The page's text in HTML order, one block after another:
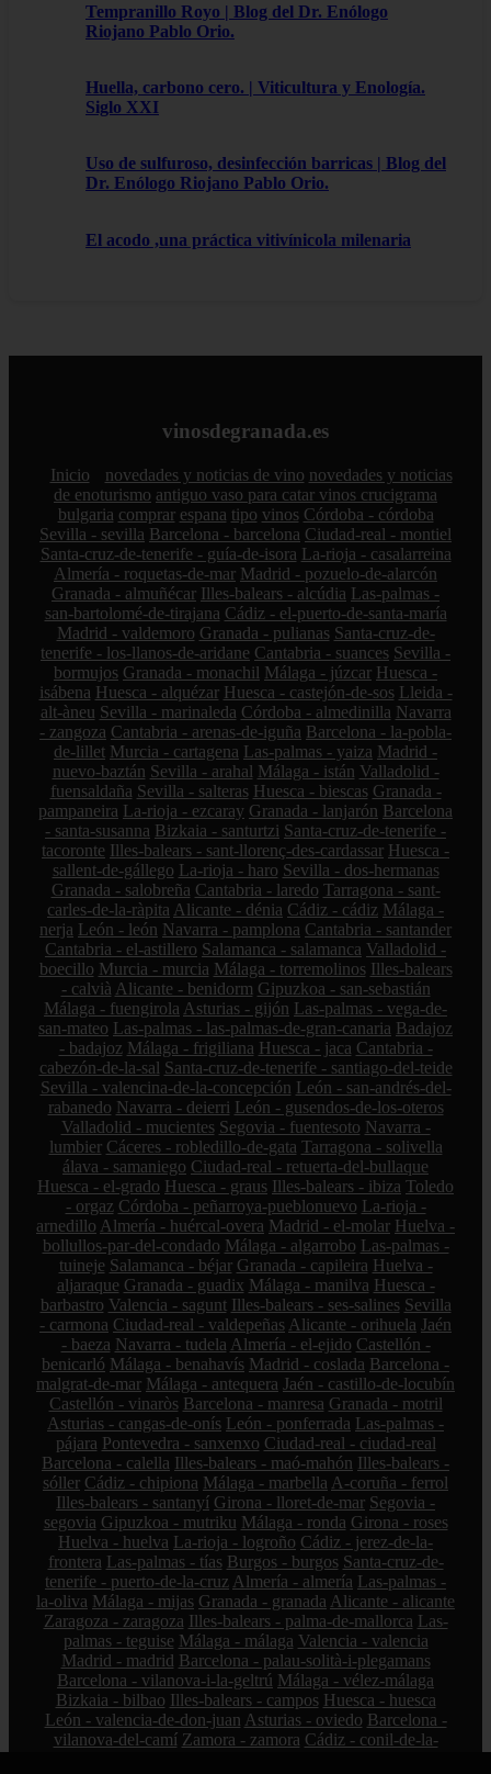
Tempranillo Royo | Blog del Dr. Enólogo
Riojano Pablo Orio.
Huella, carbono cero. | Viticultura y Enología.
Siglo XXI
Uso de sulfuroso, desinfección barricas | Blog del
Dr. Enólogo Riojano Pablo Orio.
El acodo ,una práctica vitivínicola milenaria
vinosdegranada.es
Inicio novedades y noticias de vino novedades y noticias
de enoturismo antiguo vaso para catar vinos crucigrama
bulgaria comprar espana tipo vinos Córdoba - córdoba
Sevilla - sevilla Barcelona - barcelona Ciudad-real - montiel
Santa-cruz-de-tenerife - guía-de-isora La-rioja - casalarreina
Almería - roquetas-de-mar Madrid - pozuelo-de-alarcón
Granada - almuñécar Illes-balears - alcúdia Las-palmas -
san-bartolomé-de-tirajana Cádiz - el-puerto-de-santa-maría
Madrid - valdemoro Granada - pulianas Santa-cruz-de-
tenerife - los-llanos-de-aridane Cantabria - suances Sevilla -
bormujos Granada - monachil Málaga - júzcar Huesca -
isábena Huesca - alquézar Huesca - castejón-de-sos Lleida -
alt-àneu Sevilla - marinaleda Córdoba - almedinilla Navarra
- zangoza Cantabria - arenas-de-iguña Barcelona - la-pobla-
de-lillet Murcia - cartagena Las-palmas - yaiza Madrid -
nuevo-baztán Sevilla - arahal Málaga - istán Valladolid -
fuensaldaña Sevilla - salteras Huesca - biescas Granada -
pampaneira La-rioja - ezcaray Granada - lanjarón Barcelona
- santa-susanna Bizkaia - santurtzi Santa-cruz-de-tenerife -
tacoronte Illes-balears - sant-llorenç-des-cardassar Huesca -
sallent-de-gállego La-rioja - haro Sevilla - dos-hermanas
Granada - salobreña Cantabria - laredo Tarragona - sant-
carles-de-la-ràpita Alicante - dénia Cádiz - cádiz Málaga -
nerja León - león Navarra - pamplona Cantabria - santander
Cantabria - el-astillero Salamanca - salamanca Valladolid -
boecillo Murcia - murcia Málaga - torremolinos Illes-balears
- calvià Alicante - benidorm Gipuzkoa - san-sebastián
Málaga - fuengirola Asturias - gijón Las-palmas - vega-de-
san-mateo Las-palmas - las-palmas-de-gran-canaria Badajoz
- badajoz Málaga - frigiliana Huesca - jaca Cantabria -
cabezón-de-la-sal Santa-cruz-de-tenerife - santiago-del-teide
Sevilla - valencina-de-la-concepción León - san-andrés-del-
rabanedo Navarra - deierri León - gusendos-de-los-oteros
Valladolid - mucientes Segovia - fuentesoto Navarra -
lumbier Cáceres - robledillo-de-gata Tarragona - solivella
álava - samaniego Ciudad-real - retuerta-del-bullaque
Huesca - el-grado Huesca - graus Illes-balears - ibiza Toledo
- orgaz Córdoba - peñarroya-pueblonuevo La-rioja -
arnedillo Almería - huércal-overa Madrid - el-molar Huelva -
bollullos-par-del-condado Málaga - algarrobo Las-palmas -
tuineje Salamanca - béjar Granada - capileira Huelva -
aljaraque Granada - guadix Málaga - manilva Huesca -
barbastro Valencia - sagunt Illes-balears - ses-salines Sevilla
- carmona Ciudad-real - valdepeñas Alicante - orihuela Jaén
- baeza Navarra - tudela Almería - el-ejido Castellón -
benicarló Málaga - benahavís Madrid - coslada Barcelona -
malgrat-de-mar Málaga - antequera Jaén - castillo-de-locubín
Castellón - vinaròs Barcelona - manresa Granada - motril
Asturias - cangas-de-onís León - ponferrada Las-palmas -
pájara Pontevedra - sanxenxo Ciudad-real - ciudad-real
Barcelona - calella Illes-balears - maó-mahón Illes-balears -
sóller Cádiz - chipiona Málaga - marbella A-coruña - ferrol
Illes-balears - santanyí Girona - lloret-de-mar Segovia -
segovia Gipuzkoa - mutriku Málaga - ronda Girona - roses
Huelva - huelva La-rioja - logroño Cádiz - jerez-de-la-
frontera Las-palmas - tías Burgos - burgos Santa-cruz-de-
tenerife - puerto-de-la-cruz Almería - almería Las-palmas -
la-oliva Málaga - mijas Granada - granada Alicante - alicante
Zaragoza - zaragoza Illes-balears - palma-de-mallorca Las-
palmas - teguise Málaga - málaga Valencia - valencia
Madrid - madrid Barcelona - palau-solità-i-plegamans
Barcelona - vilanova-i-la-geltrú Málaga - vélez-málaga
Bizkaia - bilbao Illes-balears - campos Huesca - huesca
León - valencia-de-don-juan Asturias - oviedo Barcelona -
vilanova-del-camí Zamora - zamora Cádiz - conil-de-la-